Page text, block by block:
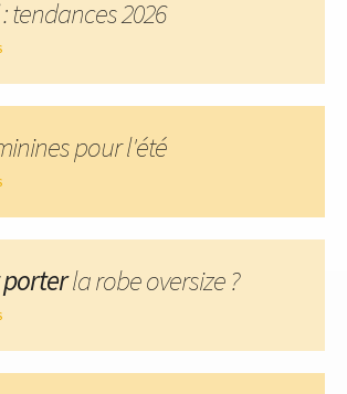
: tendances 2026
pour l'été
la robe oversize ?